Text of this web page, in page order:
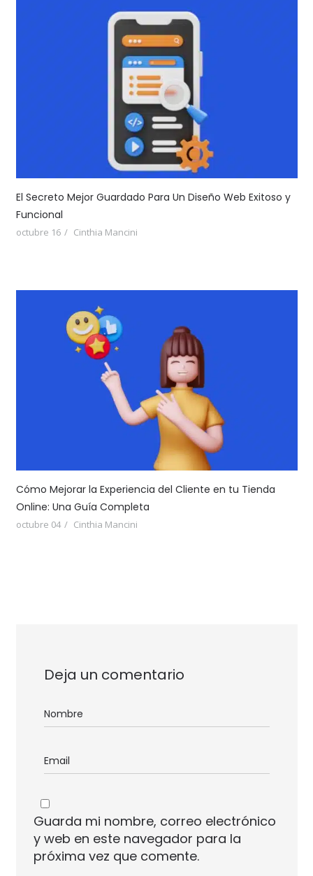
El Secreto Mejor Guardado Para Un Diseño Web Exitoso y
Funcional
octubre 16 Cinthia Mancini
Cómo Mejorar la Experiencia del Cliente en tu Tienda
Online: Una Guía Completa
octubre 04 Cinthia Mancini
Deja un comentario
Guarda mi nombre, correo electrónico
y web en este navegador para la
próxima vez que comente.